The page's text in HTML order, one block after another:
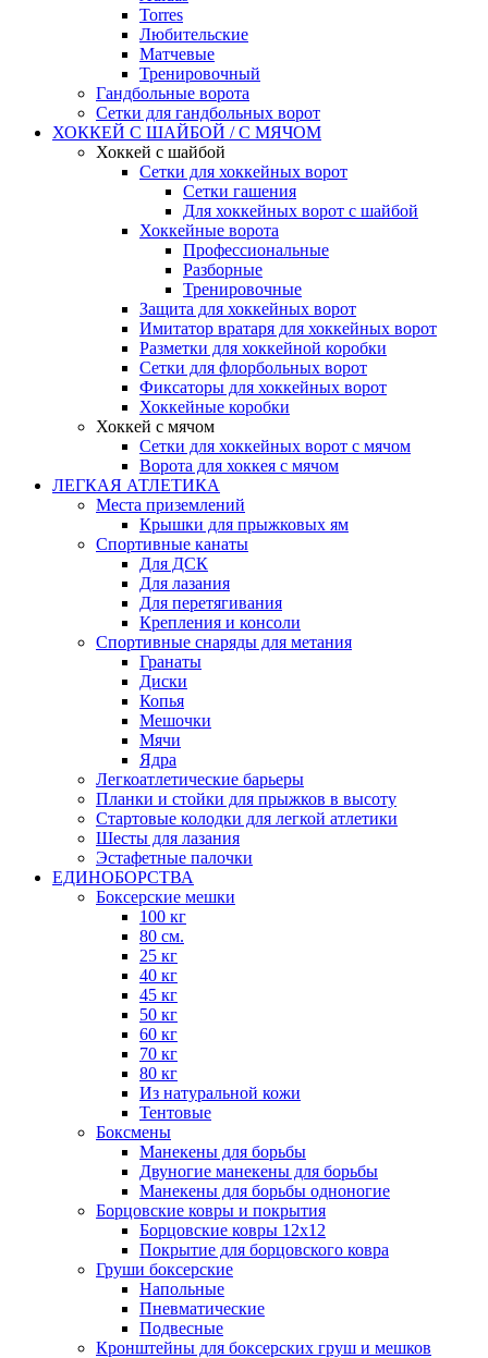
Torres
Любительские
Матчевые
Тренировочный
Гандбольные ворота
Сетки для гандбольных ворот
ХОККЕЙ С ШАЙБОЙ / С МЯЧОМ
Хоккей с шайбой
Сетки для хоккейных ворот
Сетки гашения
Для хоккейных ворот с шайбой
Хоккейные ворота
Профессиональные
Разборные
Тренировочные
Защита для хоккейных ворот
Имитатор вратаря для хоккейных ворот
Разметки для хоккейной коробки
Сетки для флорбольных ворот
Фиксаторы для хоккейных ворот
Хоккейные коробки
Хоккей с мячом
Сетки для хоккейных ворот с мячом
Ворота для хоккея с мячом
ЛЕГКАЯ АТЛЕТИКА
Места приземлений
Крышки для прыжковых ям
Спортивные канаты
Для ДСК
Для лазания
Для перетягивания
Крепления и консоли
Спортивные снаряды для метания
Гранаты
Диски
Копья
Мешочки
Мячи
Ядра
Легкоатлетические барьеры
Планки и стойки для прыжков в высоту
Стартовые колодки для легкой атлетики
Шесты для лазания
Эстафетные палочки
ЕДИНОБОРСТВА
Боксерские мешки
100 кг
80 см.
25 кг
40 кг
45 кг
50 кг
60 кг
70 кг
80 кг
Из натуральной кожи
Тентовые
Боксмены
Манекены для борьбы
Двуногие манекены для борьбы
Манекены для борьбы одноногие
Борцовские ковры и покрытия
Борцовские ковры 12х12
Покрытие для борцовского ковра
Груши боксерские
Напольные
Пневматические
Подвесные
Кронштейны для боксерских груш и мешков